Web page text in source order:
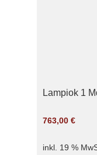
Lampiok 1
763,00 €
inkl. 19 %